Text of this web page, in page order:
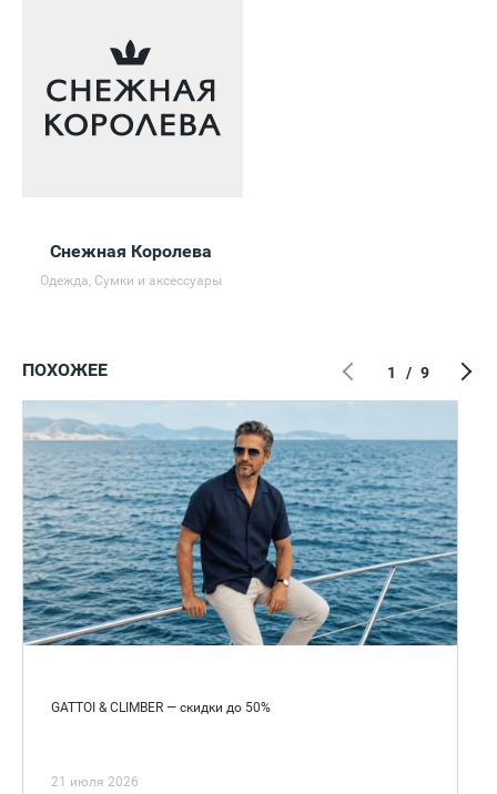
Снежная Королева
Одежда, Сумки и аксессуары
ПОХОЖЕЕ
GATTOI & CLIMBER — скидки до 50%
21 июля 2026
1 / 9